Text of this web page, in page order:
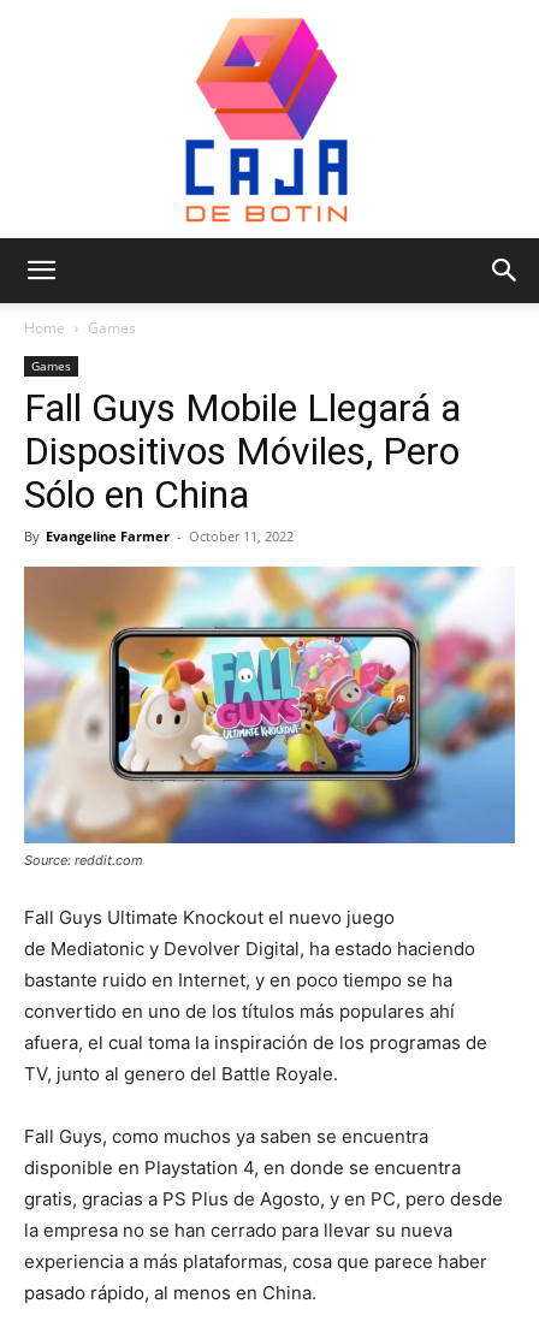
de
Home Games
Games
Fall Guys Mobile Llegará a
Dispositivos Móviles, Pero
Sólo en China
By Evangeline Farmer - October 11, 2022
Source: reddit.com
Fall Guys Ultimate Knockout el nuevo juego
de Mediatonic y Devolver Digital, ha estado haciendo
bastante ruido en Internet, y en poco tiempo se ha
convertido en uno de los títulos más populares ahí
afuera, el cual toma la inspiración de los programas de
TV, junto al genero del Battle Royale.
Fall Guys, como muchos ya saben se encuentra
disponible en Playstation 4, en donde se encuentra
gratis, gracias a PS Plus de Agosto, y en PC, pero desde
la empresa no se han cerrado para llevar su nueva
experiencia a más plataformas, cosa que parece haber
pasado rápido, al menos en China.